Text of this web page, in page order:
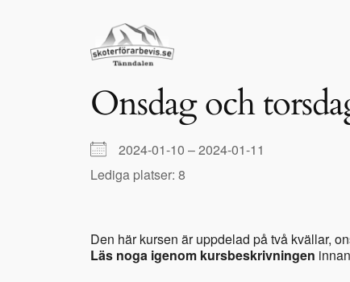
Onsdag och
2024-01-10 – 2024-01-11
Lediga platser: 8
Den här kursen är uppdelad på två kvällar,
Läs noga igenom kursbeskrivningen